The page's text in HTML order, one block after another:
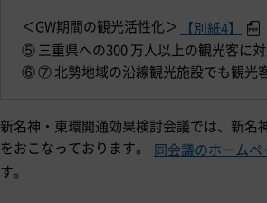
＜GW期間の観光活性化＞
【別紙4】
⑤ 三重県への300 万人以上の観光客に
⑥ ⑦ 北勢地域の沿線観光施設でも観光
新名神・東環開通効果検討会議では、新
をおこなっております。
同会議のホームペ
す。